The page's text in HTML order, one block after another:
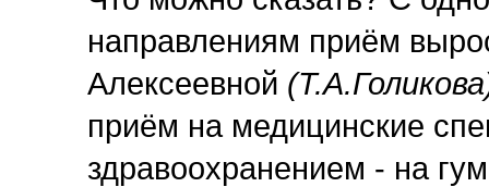
направлениям приём
Алексеевной
приём на медицинские
здравоохранением - на